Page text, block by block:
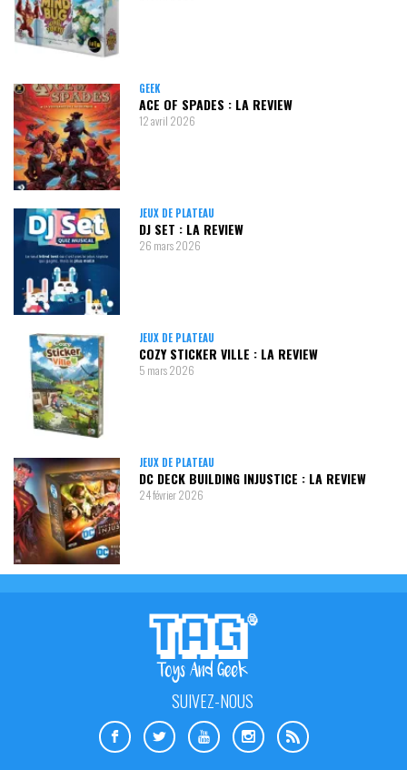
GEEK
ACE OF SPADES : LA REVIEW
12 avril 2026
JEUX DE PLATEAU
DJ SET : LA REVIEW
26 mars 2026
JEUX DE PLATEAU
COZY STICKER VILLE : LA REVIEW
5 mars 2026
JEUX DE PLATEAU
DC DECK BUILDING INJUSTICE : LA REVIEW
24 février 2026
SUIVEZ-NOUS